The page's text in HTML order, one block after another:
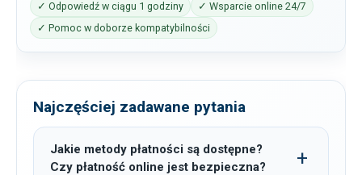
✓ Odpowiedź w ciągu 1 godziny
✓ Wsparcie online 24/7
✓ Pomoc w doborze kompatybilności
Najczęściej zadawane pytania
Jakie metody płatności są dostępne?
Czy płatność online jest bezpieczna?